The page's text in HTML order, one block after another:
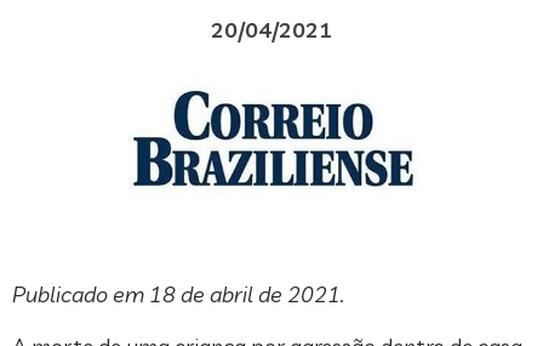
20/04/2021
Publicado em 18 de abril de 2021.